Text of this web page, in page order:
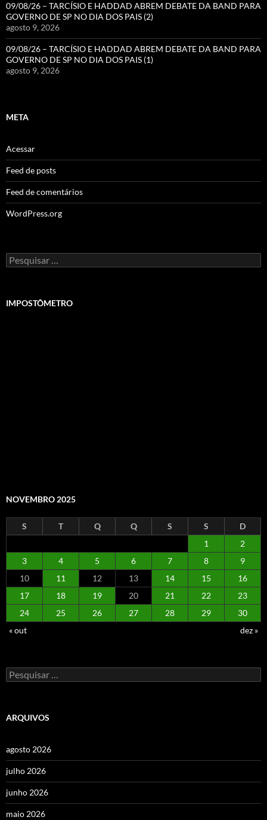
09/08/26 – TARCÍSIO E HADDAD ABREM DEBATE DA BAND PARA
GOVERNO DE SP NO DIA DOS PAIS (2)
agosto 9, 2026
09/08/26 – TARCÍSIO E HADDAD ABREM DEBATE DA BAND PARA
GOVERNO DE SP NO DIA DOS PAIS (1)
agosto 9, 2026
META
Acessar
Feed de posts
Feed de comentários
WordPress.org
Pesquisar
por:
IMPOSTÔMETRO
NOVEMBRO 2025
S T Q Q S S
D
1
2
3
4 5 6 7 8
9
10
11 12 13 14 15
16
17
18 19 20 21 22
23
24
25 26 27 28 29
30
« out
dez »
Pesquisar
por:
ARQUIVOS
agosto 2026
julho 2026
junho 2026
maio 2026